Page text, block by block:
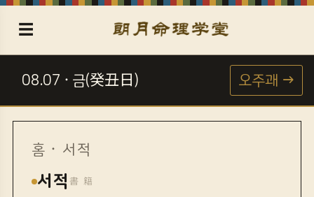
☰
08.07 · 금(癸丑日) 오주괘 →
홈 · 서적
서적 書 籍